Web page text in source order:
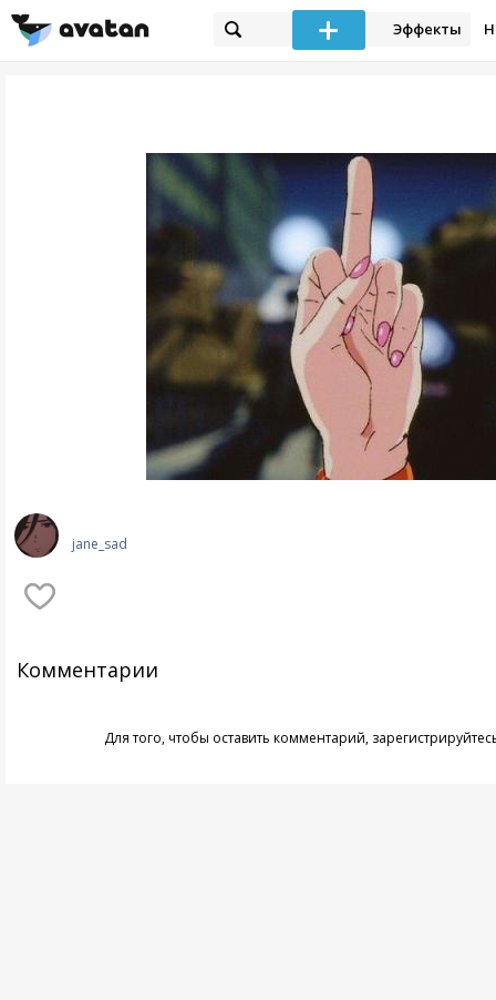
Эффекты
jane_sad
Комментарии
Для того, чтобы оставить комментарий,